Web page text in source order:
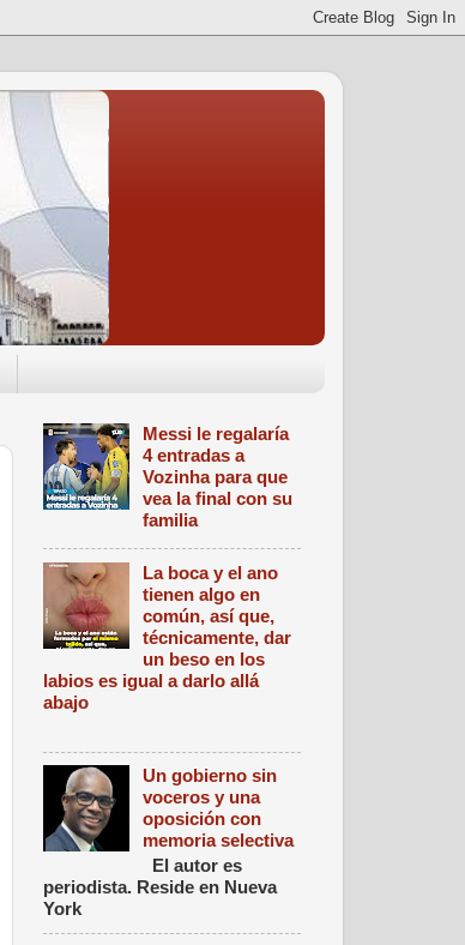
Messi le regalaría
4 entradas a
Vozinha para que
vea la final con su
familia
La boca y el ano
tienen algo en
común, así que,
técnicamente, dar
un beso en los
labios es igual a darlo allá
abajo
Un gobierno sin
voceros y una
oposición con
memoria selectiva
El autor es
periodista. Reside en Nueva
York